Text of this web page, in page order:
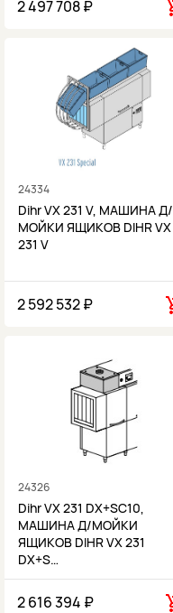
2 497 708 ₽
24334
Dihr VX 231 V, МАШИНА Д/
МОЙКИ ЯЩИКОВ DIHR VX
231 V
2 592 532 ₽
24326
Dihr VX 231 DX+SC10,
МАШИНА Д/МОЙКИ
ЯЩИКОВ DIHR VX 231
DX+S…
2 616 394 ₽